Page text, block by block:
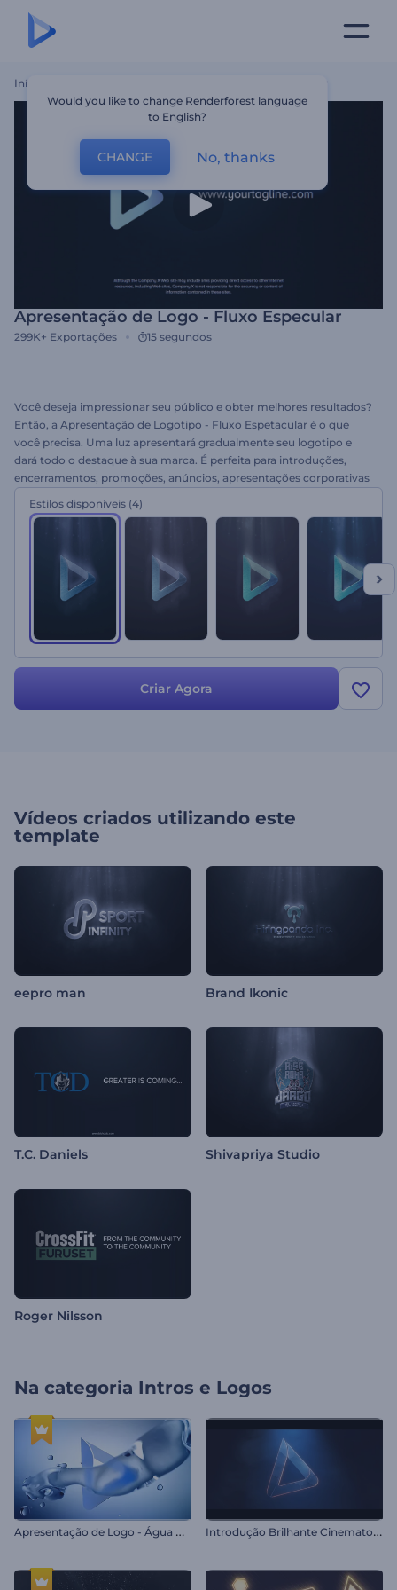
Início
Apresentação de Logo - Fluxo Especular
299K+ Exportações 15 segundos
Você deseja impressionar seu público e obter melhores resultados?
Então, a Apresentação de Logotipo - Fluxo Espetacular é o que
você precisa. Uma luz apresentará gradualmente seu logotipo e
dará todo o destaque à sua marca. É perfeita para introduções,
encerramentos, promoções, anúncios, apresentações corporativas
enviando seu logotipo. Experimente gratuitamente!
Estilos disponíveis (4)
Criar Agora
Vídeos criados utilizando este
template
eepro man Brand Ikonic
T.C. Daniels Shivapriya Studio
Roger Nilsson
Na categoria Intros e Logos
A
presentação de Logo - Água Refrescante I
ntrodução Brilhante Cinematográfica
Would you like to change Renderforest language
to English?
CHANGE No, thanks